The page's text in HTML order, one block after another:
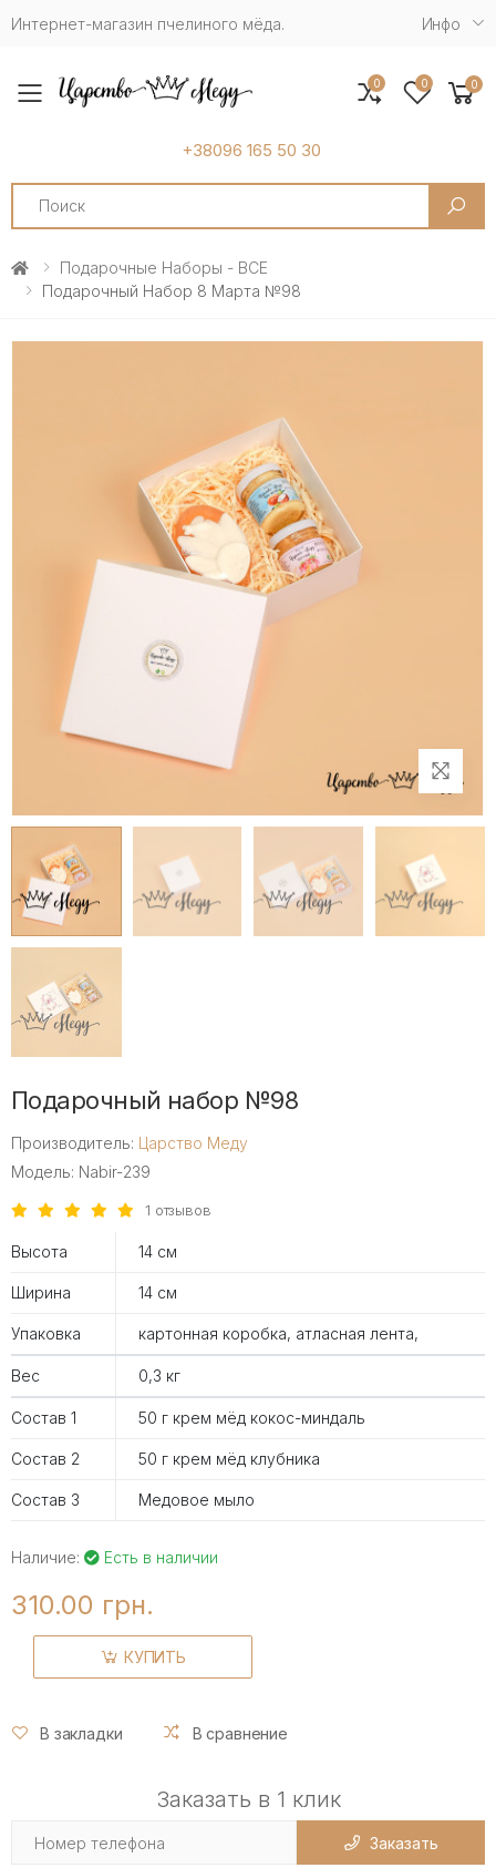
Интернет-магазин пчелиного мёда. Инфо
Toggle mobile menu
+38096 165 50 30
Search
0 0 0
Подарочные Наборы - ВСЕ
Подарочный Набор 8 Марта №98
Подарочный набор №98
Производитель: Царство Меду
Модель: Nabir-239
1 отзывов
Высота 14 см
Ширина 14 см
Упаковка картонная коробка, атласная лента,
Вес 0,3 кг
Состав 1 50 г крем мёд кокос-миндаль
Состав 2 50 г крем мёд клубника
Состав 3 Медовое мыло
Наличие: Есть в наличии
310.00 грн.
КУПИТЬ
В закладки В сравнение
Заказать в 1 клик
Заказать